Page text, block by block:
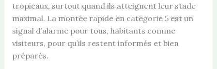
tropicaux, surtout quand ils atteignent leur stade
maximal. La montée rapide en catégorie 5 est un
signal d’alarme pour tous, habitants comme
visiteurs, pour qu’ils restent informés et bien
préparés.